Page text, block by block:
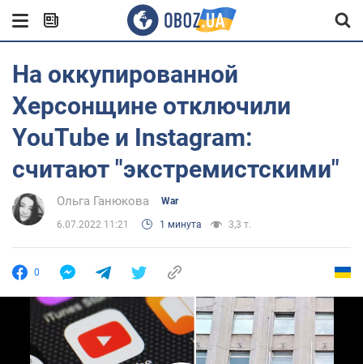
На оккупированной
Херсонщине отключили
YouTube и Instagram:
считают "экстремистскими"
Ольга Ганюкова War
6.07.2022 11:21 1 минута 3,3 т.
0